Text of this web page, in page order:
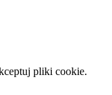
pliki cookie.